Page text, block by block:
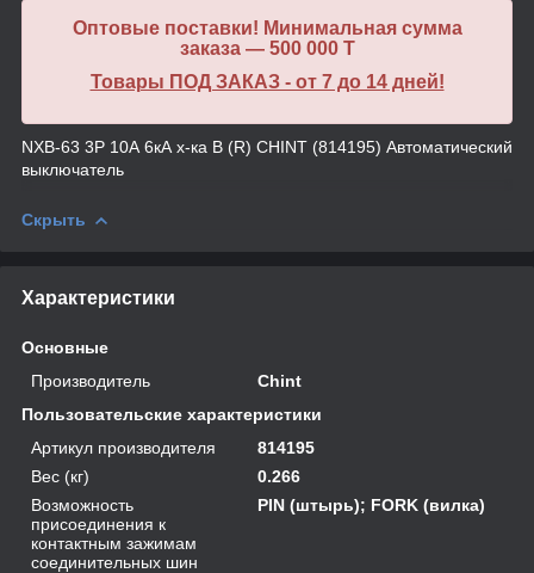
Оптовые поставки! Минимальная сумма
заказа — 500 000 T
Товары ПОД ЗАКАЗ - от 7 до 14 дней!
NXB-63 3P 10А 6кА х-ка B (R) CHINT (814195) Автоматический
выключатель
Скрыть
Характеристики
Основные
Производитель
Chint
Пользовательские характеристики
Артикул производителя
814195
Вес (кг)
0.266
Возможность
присоединения к
контактным зажимам
соединительных шин
PIN (штырь); FORK (вилка)